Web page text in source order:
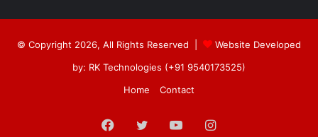
© Copyright 2026, All Rights Reserved |
Website Developed
by: RK Technologies (+91 9540173525)
Home
Contact
Facebook
Twitter YouTubeInstagram